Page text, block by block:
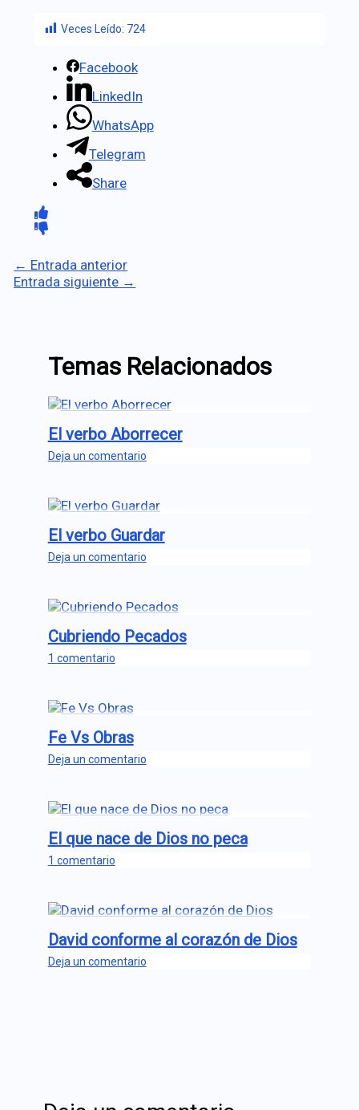
Veces Leído: 724
Facebook
LinkedIn
WhatsApp
Telegram
Share
← Entrada anterior
Entrada siguiente →
Temas Relacionados
El verbo Aborrecer
Deja un comentario
El verbo Guardar
Deja un comentario
Cubriendo Pecados
1 comentario
Fe Vs Obras
Deja un comentario
El que nace de Dios no peca
1 comentario
David conforme al corazón de Dios
Deja un comentario